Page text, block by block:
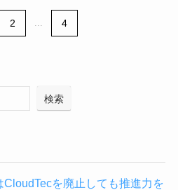
2 ... 4
検索
を廃止しても推進力を